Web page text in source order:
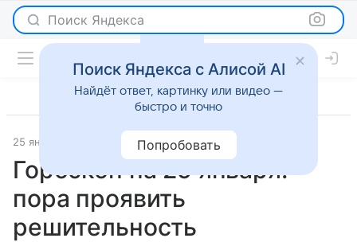
Поиск Яндекса
25 января 2022 Гороскопы
Гороскоп на 25 января:
пора проявить
решительность
Поиск Яндекса с Алисой AI
Найдёт ответ, картинку или видео —
быстро и точно
Попробовать